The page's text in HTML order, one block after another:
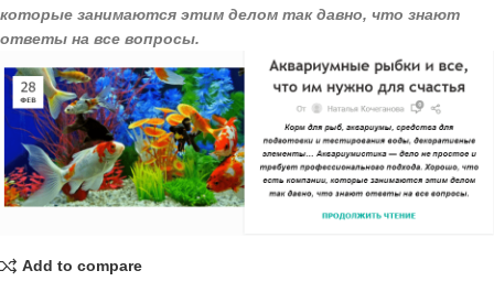
которые занимаются этим делом так давно, что знают
ответы на все вопросы.
Add to compare